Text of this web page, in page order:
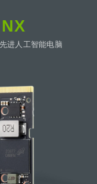
进人工智能电脑